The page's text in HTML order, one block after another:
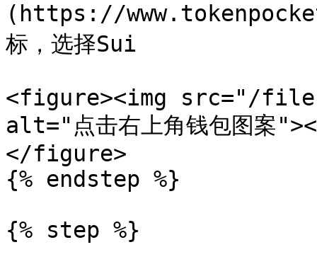
(https://
标，选择Sui
<figure><img src="/files/
alt="点击右上角钱包图
</figure>
{% endstep %}
{% step %}